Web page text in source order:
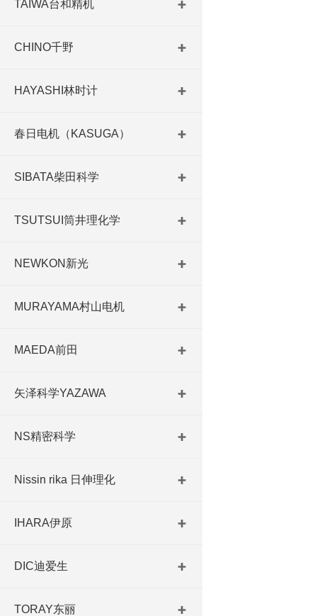
TAIWA台和精机
CHINO千野
HAYASHI林时计
春日电机（KASUGA）
SIBATA柴田科学
TSUTSUI筒井理化学
NEWKON新光
MURAYAMA村山电机
MAEDA前田
矢泽科学YAZAWA
NS精密科学
Nissin rika 日伸理化
IHARA伊原
DIC迪爱生
TORAY东丽